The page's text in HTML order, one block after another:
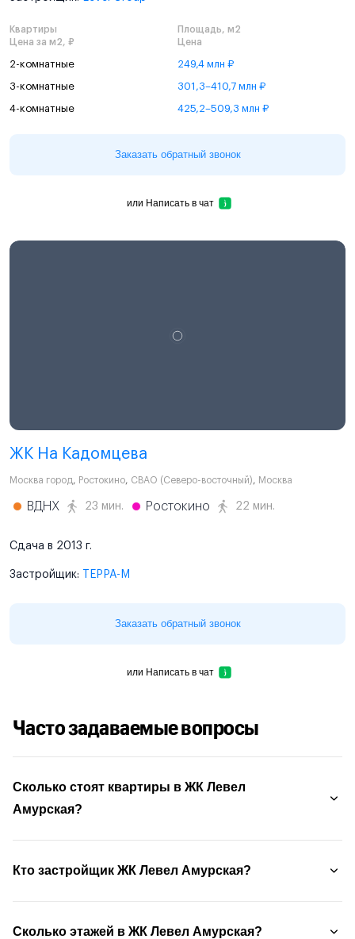
Квартиры
Площадь, м2
Цена за м2, ₽
Цена
2-комнатные 249,4 млн ₽
3-комнатные 301,3–410,7 млн ₽
4-комнатные 425,2–509,3 млн ₽
Заказать обратный звонок
или Написать в чат
ЖК На Кадомцева
Москва город, Ростокино, СВАО (Северо-восточный), Москва
ВДНХ 23 мин. Ростокино 22 мин.
Сдача в 2013 г.
Застройщик: ТЕРРА-М
Заказать обратный звонок
или Написать в чат
Часто задаваемые вопросы
Сколько стоят квартиры в ЖК Левел
Амурская?
Кто застройщик ЖК Левел Амурская?
Сколько этажей в ЖК Левел Амурская?